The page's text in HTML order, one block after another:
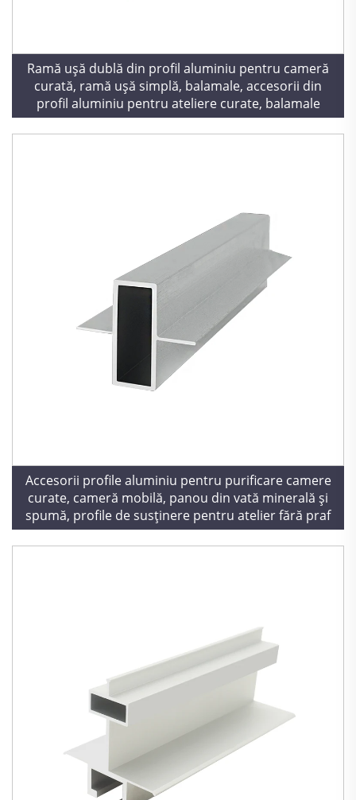
Ramă ușă dublă din profil aluminiu pentru cameră
curată, ramă ușă simplă, balamale, accesorii din
profil aluminiu pentru ateliere curate, balamale
Accesorii profile aluminiu pentru purificare camere
curate, cameră mobilă, panou din vată minerală și
spumă, profile de susținere pentru atelier fără praf